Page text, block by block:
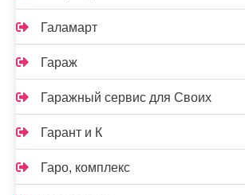
Галамарт
Гараж
Гаражный сервис для Своих
Гарант и К
Гаро, комплекс